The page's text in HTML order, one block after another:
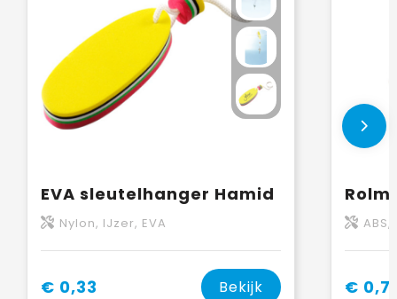
EVA sleutelhanger Hamid
Nylon, IJzer, EVA
€ 0,33 Bekijk €